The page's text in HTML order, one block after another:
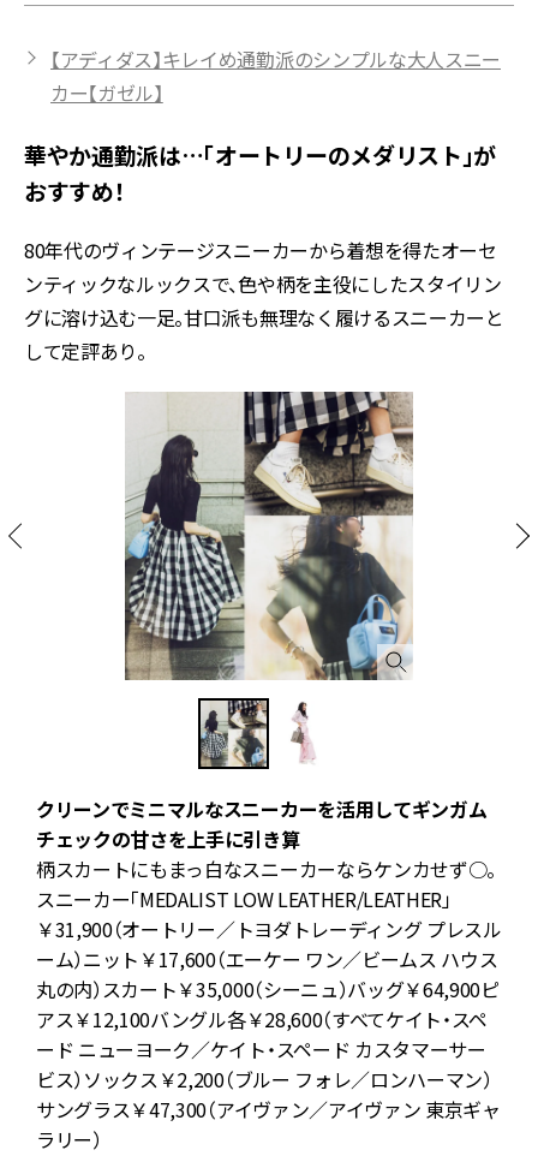
【アディダス】キレイめ通勤派のシンプルな大人スニー
カー【ガゼル】
華やか通勤派は…「オートリーのメダリスト」が
おすすめ！
80年代のヴィンテージスニーカーから着想を得たオーセ
ンティックなルックスで、色や柄を主役にしたスタイリン
グに溶け込む一足。甘口派も無理なく履けるスニーカーと
して定評あり。
クリーンでミニマルなスニーカーを活用してギンガム
チェックの甘さを上手に引き算
柄スカートにもまっ白なスニーカーならケンカせず○。
スニーカー「MEDALIST LOW LEATHER/LEATHER」
￥31,900（オートリー／トヨダトレーディング プレスル
ーム）ニット￥17,600（エーケー ワン／ビームス ハウス
丸の内）スカート￥35,000（シーニュ）バッグ￥64,900ピ
アス￥12,100バングル各￥28,600（すべてケイト・スペ
ード ニューヨーク／ケイト・スペード カスタマーサー
ビス）ソックス￥2,200（ブルー フォレ／ロンハーマン）
サングラス￥47,300（アイヴァン／アイヴァン 東京ギャ
ラリー）